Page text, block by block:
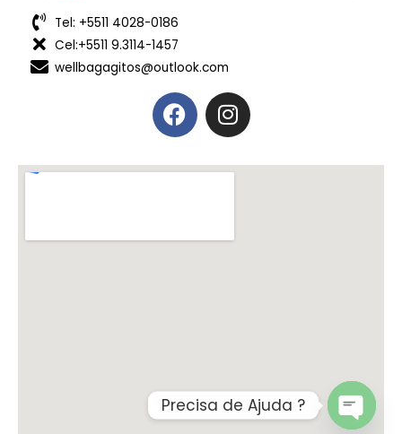
Tel: +5511 4028-0186
Cel:+5511 9.3114-1457
wellbagagitos@outlook.com
Precisa de Ajuda ?